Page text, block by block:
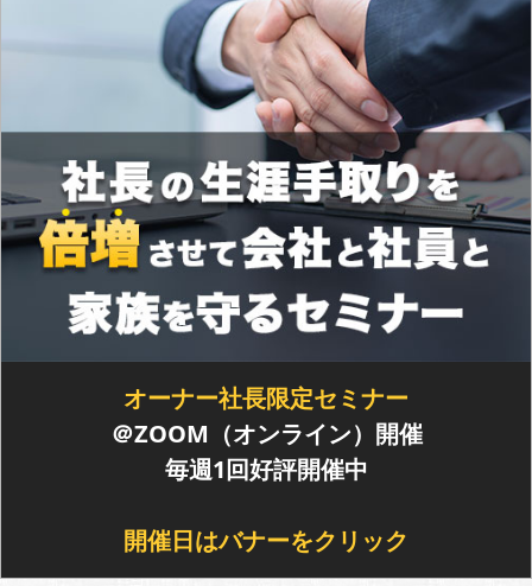
オーナー社長限定セミナー
＠ZOOM（オンライン）開催
毎週1回好評開催中
開催日はバナーをクリック